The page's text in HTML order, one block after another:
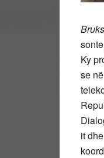
Ky
se
it